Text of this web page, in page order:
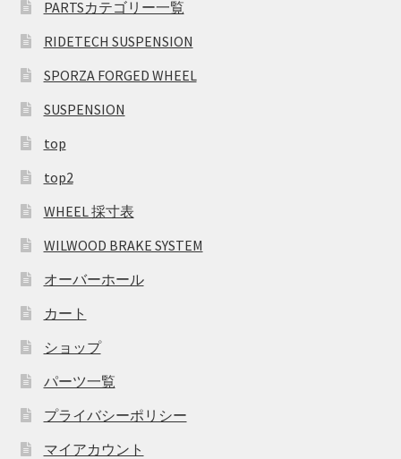
PARTSカテゴリー一覧
RIDETECH SUSPENSION
SPORZA FORGED WHEEL
SUSPENSION
top
top2
WHEEL 採寸表
WILWOOD BRAKE SYSTEM
オーバーホール
カート
ショップ
パーツ一覧
プライバシーポリシー
マイアカウント